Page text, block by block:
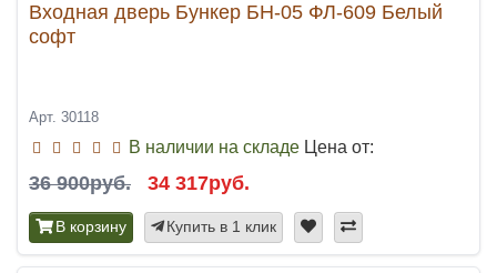
Входная дверь Бункер БН-05 ФЛ-609 Белый
софт
Арт. 30118
В наличии на складе Цена от:
36 900руб. 34 317руб.
В корзину Купить в 1 клик